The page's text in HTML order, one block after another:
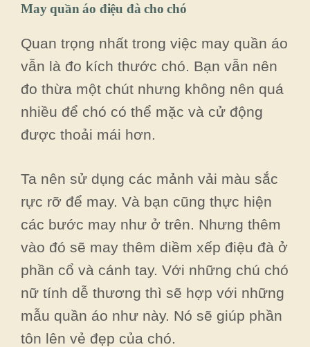
May quần áo điệu đà cho chó
Quan trọng nhất trong việc may quần áo
vẫn là đo kích thước chó. Bạn vẫn nên
đo thừa một chút nhưng không nên quá
nhiều để chó có thể mặc và cử động
được thoải mái hơn.
Ta nên sử dụng các mảnh vải màu sắc
rực rỡ để may. Và bạn cũng thực hiện
các bước may như ở trên. Nhưng thêm
vào đó sẽ may thêm diềm xếp điệu đà ở
phần cổ và cánh tay. Với những chú chó
nữ tính dễ thương thì sẽ hợp với những
mẫu quần áo như này. Nó sẽ giúp phần
tôn lên vẻ đẹp của chó.